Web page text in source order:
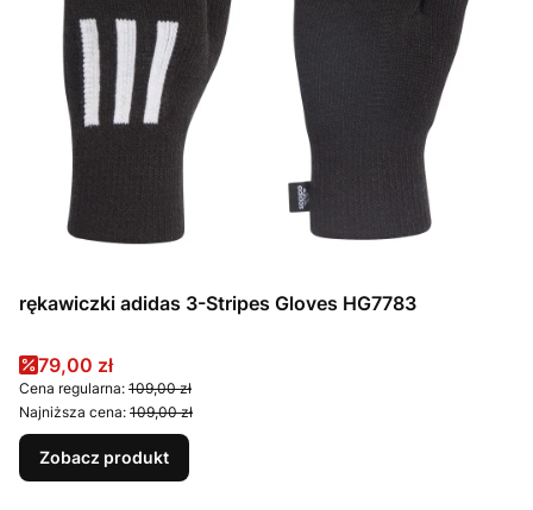
rękawiczki adidas 3-Stripes Gloves HG7783
Cena promocyjna
79,00 zł
Cena regularna: 109,00 zł
Najniższa cena: 109,00 zł
Zobacz produkt